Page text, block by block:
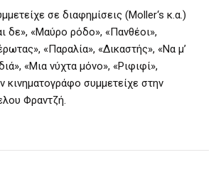
σε διαφημίσεις (Moller‘s κ.α.)
δε», «Μαύρο ρόδο», «Πανθέοι»,
«Παραλία», «Δικαστής», «Να μ’
«Μια νύχτα μόνο», «Ριφιφί»,
κινηματογράφο συμμετείχε στην
Φραντζή.